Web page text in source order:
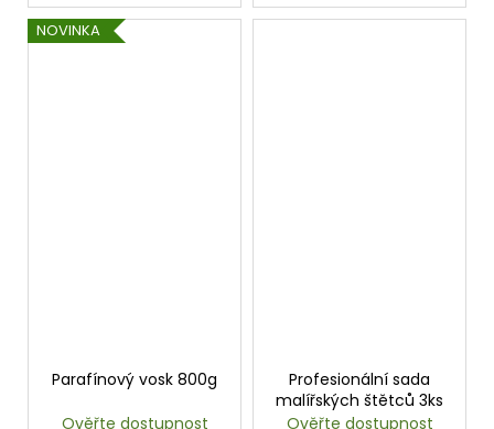
NOVINKA
Parafínový vosk 800g
Ověřte dostupnost
Profesionální sada
malířských štětců 3ks
Ověřte dostupnost